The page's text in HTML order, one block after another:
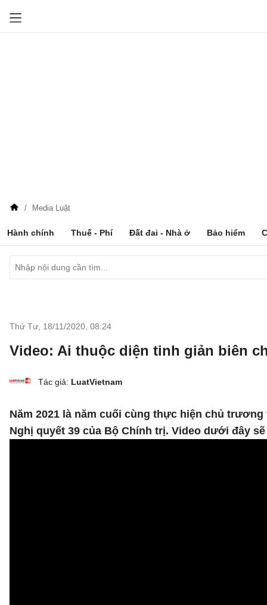
Media Luật
Hành chính Thuế - Phí Đất đai - Nhà ở Bảo hiểm
Thứ Tư, 18/11/2020 08:24
Video: Ai thuộc diện tinh giản biên
Tác giả: LuatVietnam
Năm 2021 là năm cuối cùng thực hiện chủ
Nghị quyết 39 của Bộ Chính trị. Video dưới đây